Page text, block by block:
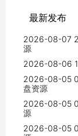
最新发布
2026-08-07
源
2026-08-06
2026-08-05
盘资源
2026-08-05
源
2026-08-05